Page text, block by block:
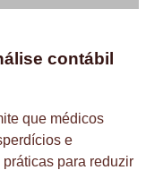
contábil
que médicos
e
para reduzir